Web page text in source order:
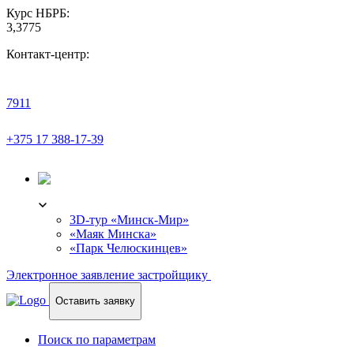
Курс НБРБ:
3,3775
Контакт-центр:
7911
+375 17 388-17-39
3D-тур «Минск-Мир»
«Маяк Минска»
«Парк Челюскинцев»
Электронное заявление застройщику
Оставить заявку
Поиск по параметрам